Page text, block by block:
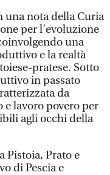
una nota della Curia
per l’evoluzione
una
e la realtà
pratese. Sotto
in passato
da
lavoro povero per
agli occhi della
Pistoia, Prato e
di Pescia e